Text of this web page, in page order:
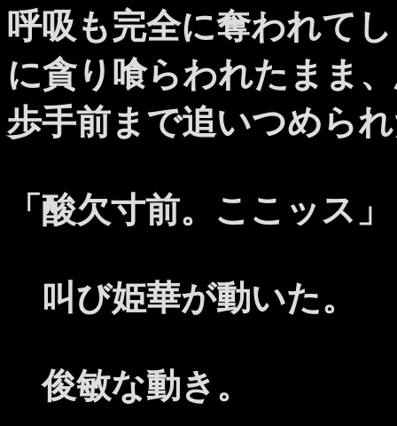
呼吸も完全に奪われて
に貪り喰らわれたまま
歩手前まで追いつめら
「酸欠寸前。ここッス」
叫び姫華が動いた。
俊敏な動き。